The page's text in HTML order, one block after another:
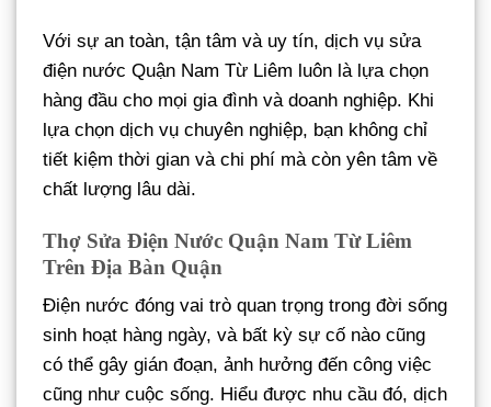
Với sự an toàn, tận tâm và uy tín, dịch vụ sửa
điện nước Quận Nam Từ Liêm luôn là lựa chọn
hàng đầu cho mọi gia đình và doanh nghiệp. Khi
lựa chọn dịch vụ chuyên nghiệp, bạn không chỉ
tiết kiệm thời gian và chi phí mà còn yên tâm về
chất lượng lâu dài.
Thợ Sửa Điện Nước Quận Nam Từ Liêm
Trên Địa Bàn Quận
Điện nước đóng vai trò quan trọng trong đời sống
sinh hoạt hàng ngày, và bất kỳ sự cố nào cũng
có thể gây gián đoạn, ảnh hưởng đến công việc
cũng như cuộc sống. Hiểu được nhu cầu đó, dịch